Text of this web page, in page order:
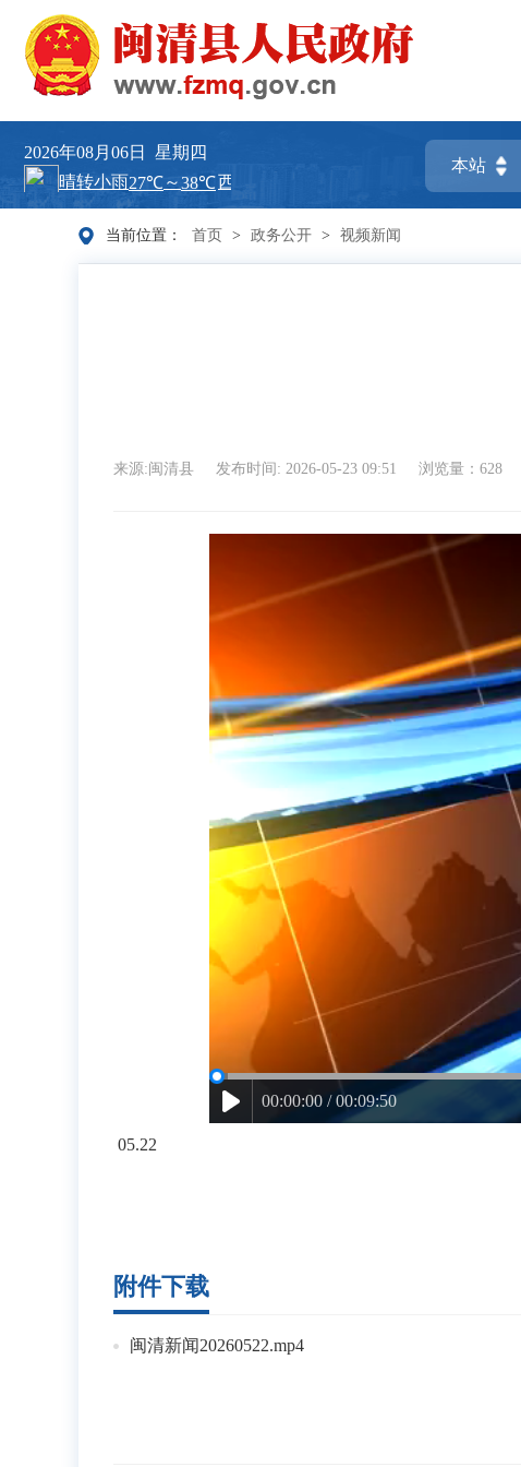
2026年08月06日 星期四
当前位置： 首页 > 政务公开 > 视频新闻
来源:闽清县 发布时间: 2026-05-23 09:51 浏览量：628
00:00:00 / 00:09:50
05.22
附件下载
闽清新闻20260522.mp4